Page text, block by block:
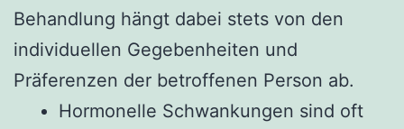
Behandlung hängt dabei stets von den
individuellen Gegebenheiten und
Präferenzen der betroffenen Person ab.
Hormonelle Schwankungen sind oft